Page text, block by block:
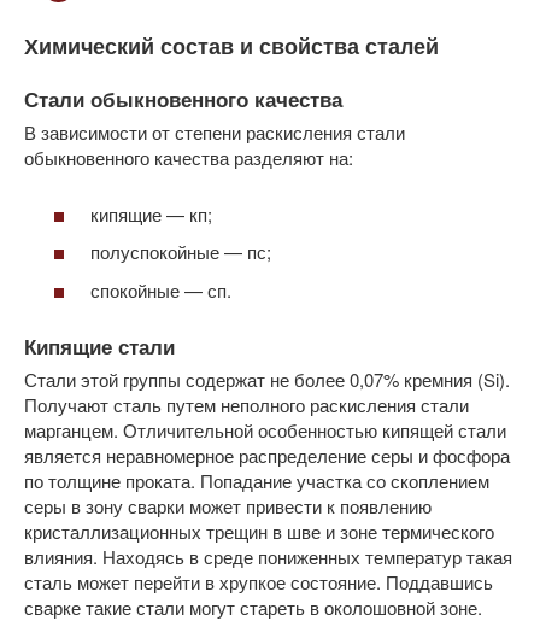
Химический состав и свойства сталей
Стали обыкновенного качества
В зависимости от степени раскисления стали
обыкновенного качества разделяют на:
кипящие — кп;
полуспокойные — пс;
спокойные — сп.
Кипящие стали
Стали этой группы содержат не более 0,07% кремния (Si).
Получают сталь путем неполного раскисления стали
марганцем. Отличительной особенностью кипящей стали
является неравномерное распределение серы и фосфора
по толщине проката. Попадание участка со скоплением
серы в зону сварки может привести к появлению
кристаллизационных трещин в шве и зоне термического
влияния. Находясь в среде пониженных температур такая
сталь может перейти в хрупкое состояние. Поддавшись
сварке такие стали могут стареть в околошовной зоне.